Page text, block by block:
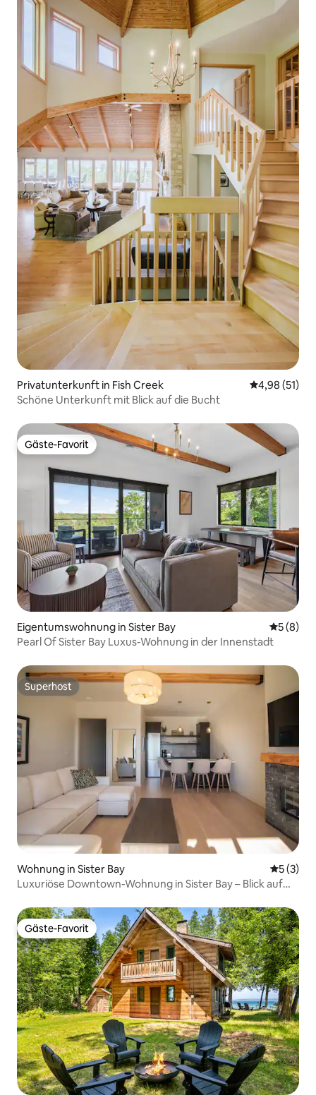
Privatunterkunft in Fish Creek
4,98 (51)
Schöne Unterkunft mit Blick auf die Bucht
Gäste-Favorit
Gäste-Favorit
Eigentumswohnung in Sister Bay
5 (8)
Pearl Of Sister Bay Luxus-Wohnung in der Innenstadt
Superhost
Superhost
Wohnung in Sister Bay
5 (3)
Luxuriöse Downtown-Wohnung in Sister Bay – Blick auf
Gäste-Favorit
Gäste-Favorit